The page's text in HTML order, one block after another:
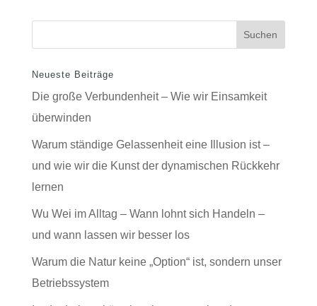
Neueste Beiträge
Die große Verbundenheit – Wie wir Einsamkeit
überwinden
Warum ständige Gelassenheit eine Illusion ist –
und wie wir die Kunst der dynamischen Rückkehr
lernen
Wu Wei im Alltag – Wann lohnt sich Handeln –
und wann lassen wir besser los
Warum die Natur keine „Option“ ist, sondern unser
Betriebssystem